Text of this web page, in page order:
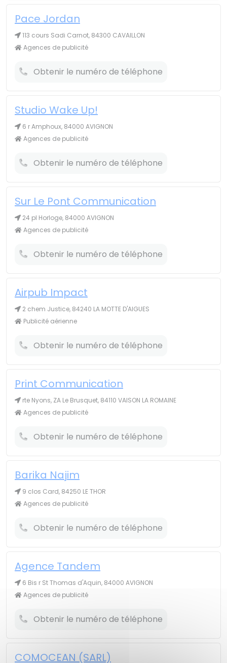
Pace Jordan
113 cours Sadi Carnot, 84300 CAVAILLON
Agences de publicité
Obtenir le numéro de téléphone
Studio Wake Up!
6 r Amphoux, 84000 AVIGNON
Agences de publicité
Obtenir le numéro de téléphone
Sur Le Pont Communication
24 pl Horloge, 84000 AVIGNON
Agences de publicité
Obtenir le numéro de téléphone
Airpub Impact
2 chem Justice, 84240 LA MOTTE D'AIGUES
Publicité aérienne
Obtenir le numéro de téléphone
Print Communication
rte Nyons, ZA Le Brusquet, 84110 VAISON LA ROMAINE
Agences de publicité
Obtenir le numéro de téléphone
Barika Najim
9 clos Card, 84250 LE THOR
Agences de publicité
Obtenir le numéro de téléphone
Agence Tandem
6 Bis r St Thomas d'Aquin, 84000 AVIGNON
Agences de publicité
Obtenir le numéro de téléphone
COMOCEAN (SARL)